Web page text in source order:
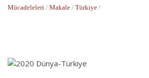
Mücadeleleri / Makale / Türkiye /